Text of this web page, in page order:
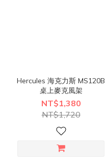
Hercules 海克力斯 MS120B
桌上麥克風架
NT$1,380
NT$1,720